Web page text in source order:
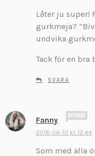
v
e
:
Låter ju super!
gurkmeja?
undvika
Tack för en bra
SVARA
Fanny
2016-06-10 kl. 12:44
Som med alla